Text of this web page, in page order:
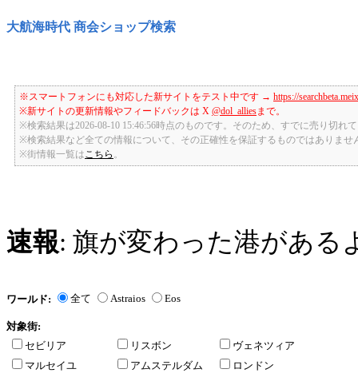
大航海時代 商会ショップ検索
※スマートフォンにも対応した新サイトをテスト中です → https://
※新サイトの更新情報やフィードバックは X @dol_alliesまで。
※検索結果は2026-08-10 15:46:56時点のものです。そのため、すでに売り切れ
※検索結果など全ての情報について、その正確性を保証するものではありませ
※街情報一覧は こちら
速報: 旗が変わった港がある
ワールド: 全て Astraios Eos
対象街:
セビリア
リスボン
ヴェネツィア
マルセイユ
アムステルダム
ロンドン